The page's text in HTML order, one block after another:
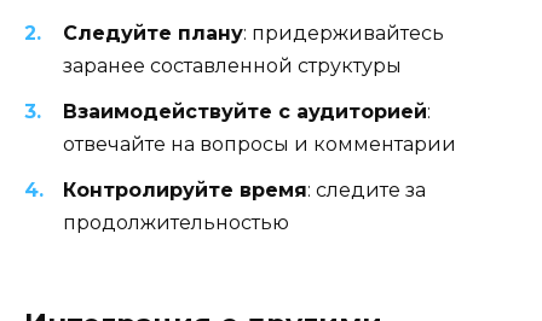
Следуйте плану: придерживайтесь
заранее составленной структуры
Взаимодействуйте с аудиторией:
отвечайте на вопросы и комментарии
Контролируйте время: следите за
продолжительностью